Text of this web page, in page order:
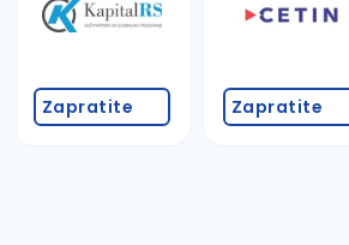
Zapratite Zapratite